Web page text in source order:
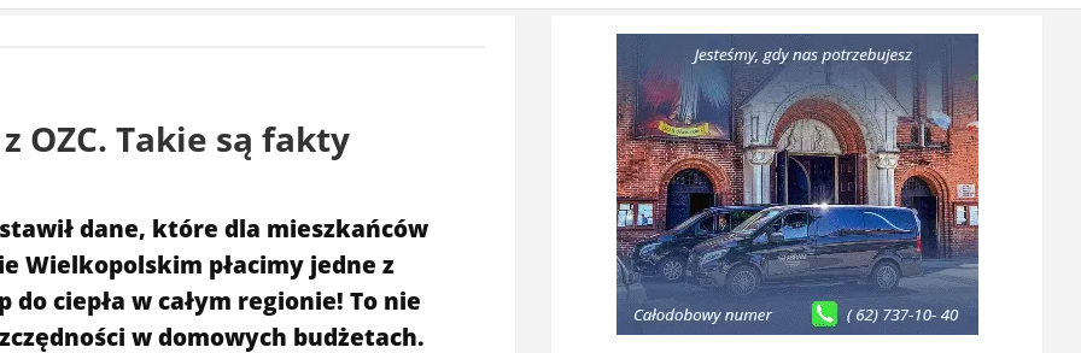
OZC. Takie są fakty
dane, które dla mieszkańców
Wielkopolskim płacimy jedne z
ciepła w całym regionie! To nie
w domowych budżetach.